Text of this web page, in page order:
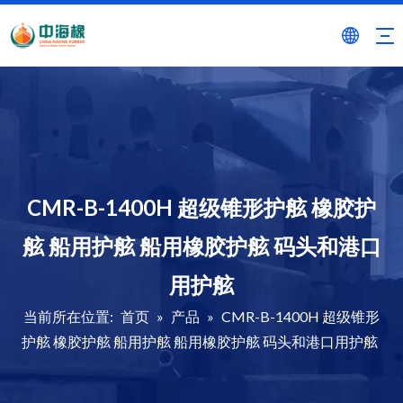
CMR-B-1400H 超级锥形护舷 橡胶护
舷 船用护舷 船用橡胶护舷 码头和港口
用护舷
当前所在位置: 首页 » 产品 » CMR-B-1400H 超级锥形
护舷 橡胶护舷 船用护舷 船用橡胶护舷 码头和港口用护舷